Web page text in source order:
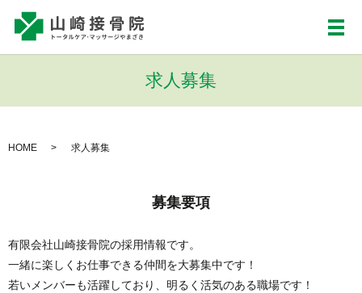
メ
求人募集
HOME 求人募集
募集要項
有限会社山崎接骨院の採用情報です。
一緒に楽しくお仕事できる仲間を大募集中です！
若いメンバーも活躍しており、明るく活気のある職場です！